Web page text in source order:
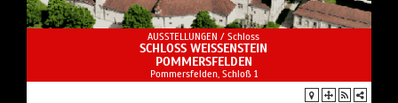
AUSSTELLUNGEN / Schloss
SCHLOSS WEISSENSTEIN
POMMERSFELDEN
Pommersfelden, Schloß 1